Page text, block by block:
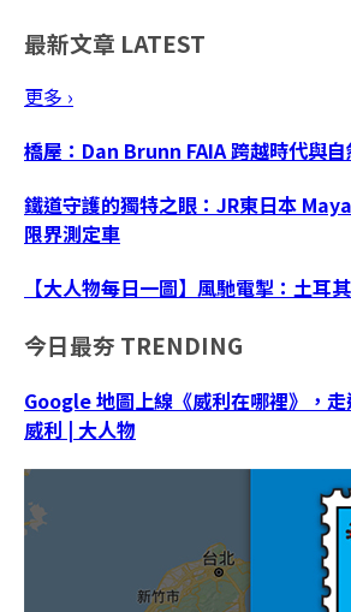
最新文章 LATEST
更多 ›
橋屋：Dan Brunn FAIA 跨越時代與
鐵道守護的獨特之眼：JR東日本
限界測定車
【大人物每日一圖】風馳電掣：土耳
今日最夯 TRENDING
Google 地圖上線《威利在哪裡》，
威利 | 大人物